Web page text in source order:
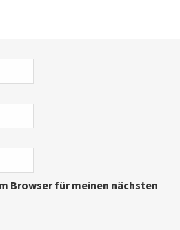
Browser für meinen nächsten